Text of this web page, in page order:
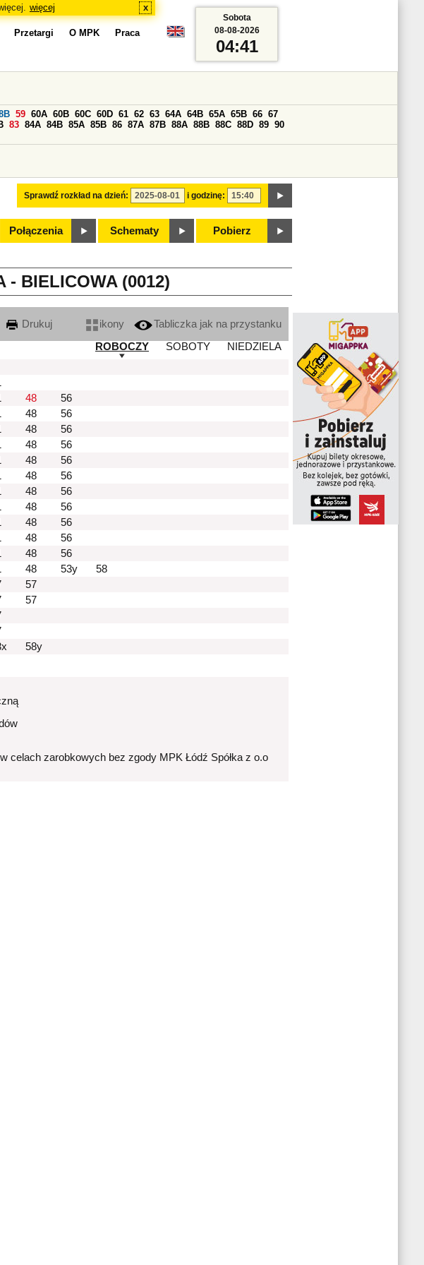
więcej x
Przetargi O MPK Praca
Sprawdź rozkład na dzień: i godzinę:
59 60A 60B 60C 60D 61 62 63 64A 64B 65A 65B 66 67
83 84A 84B 85A 85B 86 87A 87B 88A 88B 88C 88D 89 90
Połączenia Schematy Pobierz
Sobota
08-08-2026
04:41
- BIELICOWA (0012)
Drukuj ikony
Tabliczka jak na przystanku
ROBOCZY
SOBOTY
NIEDZIELA
48
56
48
56
48
56
48
56
48
56
48
56
48
56
48
56
48
56
48
56
48
56
48 53y
58
57
57
58y
celach zarobkowych bez zgody MPK Łódź Spółka z o.o